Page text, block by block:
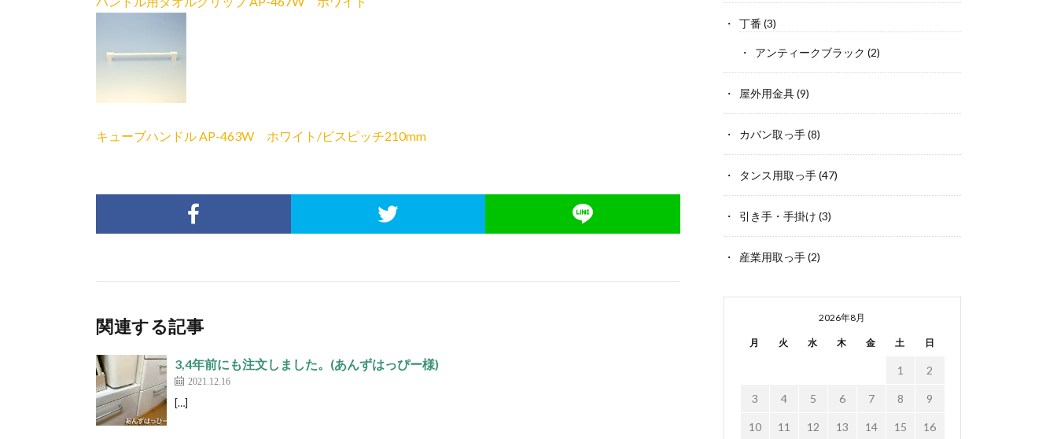
キューブハンドル AP-463W ホワイト/ビスピッチ210mm
関連する記事
3,4年前にも注文しました。(あんずはっぴー様)
2021.12.16
[…]
丁番 (3)
アンティークブラック (2)
屋外用金具(9)
カバン取っ手(8)
タンス用取っ手(47)
引き手・手掛け (3)
産業用取っ手(2)
2026年8月
月 火 水 木 金 土 日
1 2
3 4 5 6 7 8 9
10 11 12 13 14 15 16